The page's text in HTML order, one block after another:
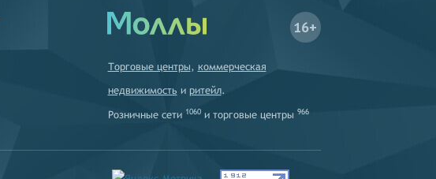
16+
Торговые центры, коммерческая
недвижимость и ритейл.
Розничные сети 1060и торговые центры 966